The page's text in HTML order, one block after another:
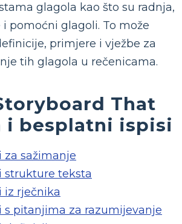
glagola kao što su radnja,
pomoćni glagoli. To može
primjere i vježbe za
tih glagola u rečenicama.
That
i besplatni ispisi
za sažimanje
strukture teksta
iz rječnika
s pitanjima za razumijevanje